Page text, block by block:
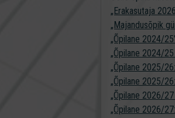
„Erakasutaja
„Majandusõpik
„Õpilane 2024/
„Õpilane 2024/
„Õpilane 2025/
„Õpilane 2025/
„Õpilane 2026/
„Õpilane 2026/